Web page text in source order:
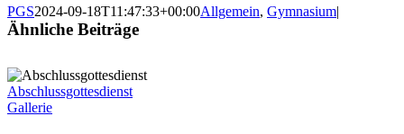
PGS2024-09-18T11:47:33+00:00Allgemein, Gymnasium|
Ähnliche Beiträge
Abschlussgottesdienst
Gallerie